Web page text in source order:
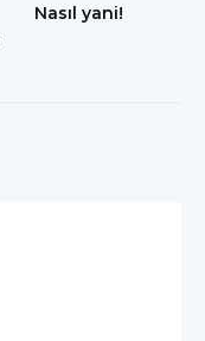
Nasıl yani!